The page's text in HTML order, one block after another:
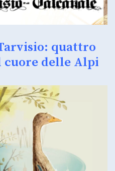
quattro
cuore delle Alpi